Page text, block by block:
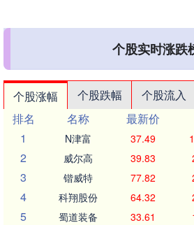
个股实时涨跌
个股涨幅 个股跌幅 个股流入
排名
名称 最新价
1
N津富 37.49
2 威尔高 39.83
3 锴威特 77.82
4 科翔股份 64.32
5 蜀道装备 33.61